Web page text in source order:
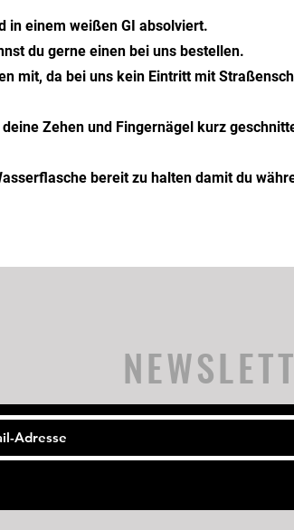
in einem weißen GI absolviert.
du gerne einen bei uns bestellen.
mit, da bei uns kein Eintritt mit
Zehen und Fingernägel kurz
bereit zu halten damit du